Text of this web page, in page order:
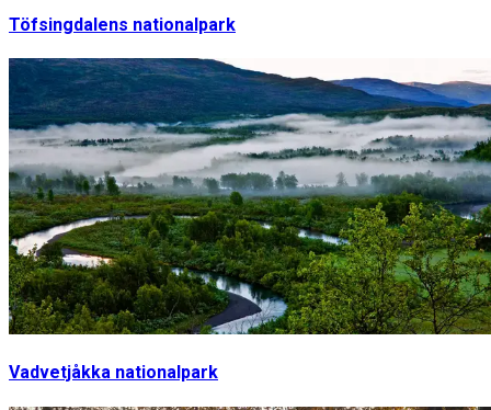
Töfsingdalens nationalpark
Vadvetjåkka nationalpark